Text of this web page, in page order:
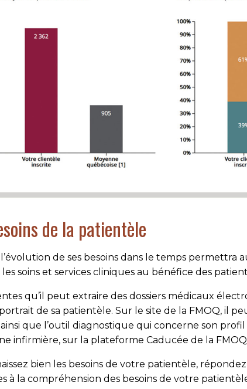
de la patientèle
de ses besoins dans le temps permettra
soins et services cliniques au bénéfice des
qu’il peut extraire des dossiers médicaux
de sa patientèle. Sur le site de la FMOQ, il
que l’outil diag­nosti­que qui concerne son
infirmière, sur la plateforme Caducée de la
bien les besoins de votre patientèle,
à la compréhension des be­soins de votre